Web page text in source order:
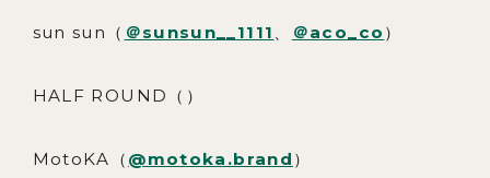
sun sun（ ＠sunsun__1111 、 ＠aco_co ）
HALF ROUND（）
MotoKA（ @motoka.brand ）